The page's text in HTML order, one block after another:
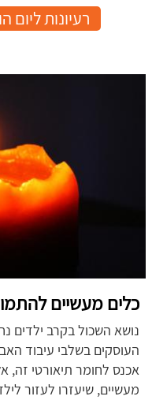
רעיונות ליום
כלים מעשיים
נושא השכול בקרב ילדים
העוסקים בשלבי עיבוד
אכנס לחומר תיאורטי זה,
מעשיים, שיעזרו לעזור